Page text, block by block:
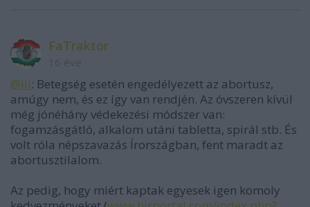
FaTraktor
@iii: Betegség esetén engedélyezett az abortusz,
amúgy nem, és ez így van rendjén. Az óvszeren kívül
még jónéhány védekezési módszer van:
fogamzásgátló, alkalom utáni tabletta, spirál stb. És
volt róla népszavazás Írországban, fent maradt az
abortusztilalom.
Az pedig, hogy miért kaptak egyesek igen komoly